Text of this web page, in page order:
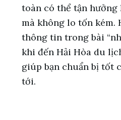
toàn có thể tận
mà không lo tốn kém.
thông tin trong bài
khi đến Hải Hòa du
giúp bạn chuẩn bị tốt
tới.